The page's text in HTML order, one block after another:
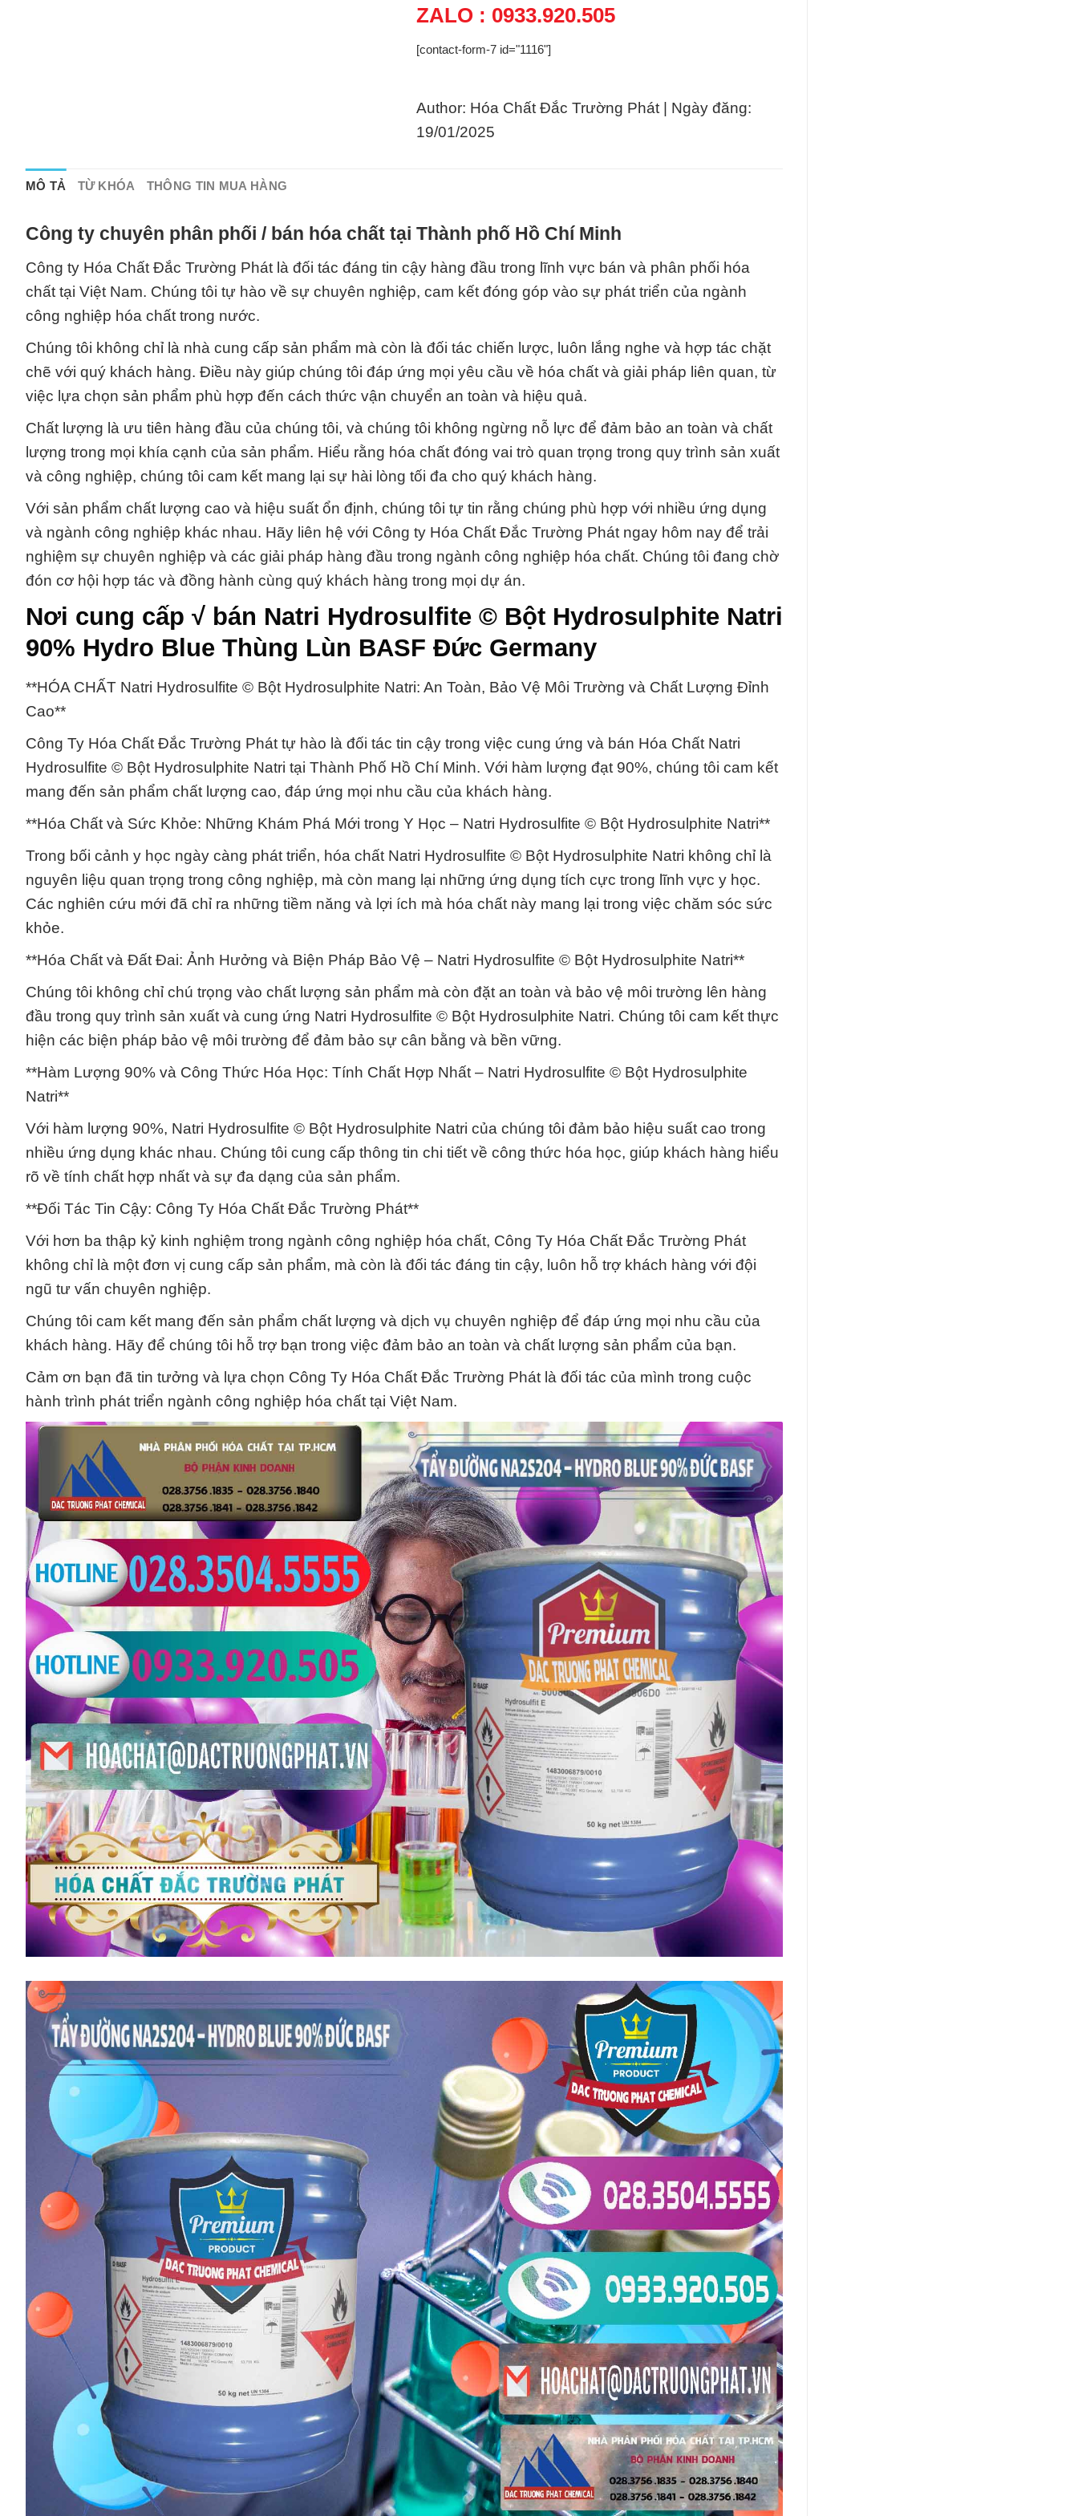
ZALO : 0933.920.505
[contact-form-7 id="1116"]
Author: Hóa Chất Đắc Trường Phát | Ngày đăng:
19/01/2025
MÔ TẢ TỪ KHÓA THÔNG TIN MUA HÀNG
Công ty chuyên phân phối / bán hóa chất tại Thành phố Hồ Chí Minh
Công ty Hóa Chất Đắc Trường Phát là đối tác đáng tin cậy hàng đầu trong lĩnh vực bán và phân phối hóa
chất tại Việt Nam. Chúng tôi tự hào về sự chuyên nghiệp, cam kết đóng góp vào sự phát triển của ngành
công nghiệp hóa chất trong nước.
Chúng tôi không chỉ là nhà cung cấp sản phẩm mà còn là đối tác chiến lược, luôn lắng nghe và hợp tác chặt
chẽ với quý khách hàng. Điều này giúp chúng tôi đáp ứng mọi yêu cầu về hóa chất và giải pháp liên quan, từ
việc lựa chọn sản phẩm phù hợp đến cách thức vận chuyển an toàn và hiệu quả.
Chất lượng là ưu tiên hàng đầu của chúng tôi, và chúng tôi không ngừng nỗ lực để đảm bảo an toàn và chất
lượng trong mọi khía cạnh của sản phẩm. Hiểu rằng hóa chất đóng vai trò quan trọng trong quy trình sản xuất
và công nghiệp, chúng tôi cam kết mang lại sự hài lòng tối đa cho quý khách hàng.
Với sản phẩm chất lượng cao và hiệu suất ổn định, chúng tôi tự tin rằng chúng phù hợp với nhiều ứng dụng
và ngành công nghiệp khác nhau. Hãy liên hệ với Công ty Hóa Chất Đắc Trường Phát ngay hôm nay để trải
nghiệm sự chuyên nghiệp và các giải pháp hàng đầu trong ngành công nghiệp hóa chất. Chúng tôi đang chờ
đón cơ hội hợp tác và đồng hành cùng quý khách hàng trong mọi dự án.
Nơi cung cấp √ bán Natri Hydrosulfite © Bột Hydrosulphite Natri
90% Hydro Blue Thùng Lùn BASF Đức Germany
**HÓA CHẤT Natri Hydrosulfite © Bột Hydrosulphite Natri: An Toàn, Bảo Vệ Môi Trường và Chất Lượng Đỉnh
Cao**
Công Ty Hóa Chất Đắc Trường Phát tự hào là đối tác tin cậy trong việc cung ứng và bán Hóa Chất Natri
Hydrosulfite © Bột Hydrosulphite Natri tại Thành Phố Hồ Chí Minh. Với hàm lượng đạt 90%, chúng tôi cam kết
mang đến sản phẩm chất lượng cao, đáp ứng mọi nhu cầu của khách hàng.
**Hóa Chất và Sức Khỏe: Những Khám Phá Mới trong Y Học – Natri Hydrosulfite © Bột Hydrosulphite Natri**
Trong bối cảnh y học ngày càng phát triển, hóa chất Natri Hydrosulfite © Bột Hydrosulphite Natri không chỉ là
nguyên liệu quan trọng trong công nghiệp, mà còn mang lại những ứng dụng tích cực trong lĩnh vực y học.
Các nghiên cứu mới đã chỉ ra những tiềm năng và lợi ích mà hóa chất này mang lại trong việc chăm sóc sức
khỏe.
**Hóa Chất và Đất Đai: Ảnh Hưởng và Biện Pháp Bảo Vệ – Natri Hydrosulfite © Bột Hydrosulphite Natri**
Chúng tôi không chỉ chú trọng vào chất lượng sản phẩm mà còn đặt an toàn và bảo vệ môi trường lên hàng
đầu trong quy trình sản xuất và cung ứng Natri Hydrosulfite © Bột Hydrosulphite Natri. Chúng tôi cam kết thực
hiện các biện pháp bảo vệ môi trường để đảm bảo sự cân bằng và bền vững.
**Hàm Lượng 90% và Công Thức Hóa Học: Tính Chất Hợp Nhất – Natri Hydrosulfite © Bột Hydrosulphite
Natri**
Với hàm lượng 90%, Natri Hydrosulfite © Bột Hydrosulphite Natri của chúng tôi đảm bảo hiệu suất cao trong
nhiều ứng dụng khác nhau. Chúng tôi cung cấp thông tin chi tiết về công thức hóa học, giúp khách hàng hiểu
rõ về tính chất hợp nhất và sự đa dạng của sản phẩm.
**Đối Tác Tin Cậy: Công Ty Hóa Chất Đắc Trường Phát**
Với hơn ba thập kỷ kinh nghiệm trong ngành công nghiệp hóa chất, Công Ty Hóa Chất Đắc Trường Phát
không chỉ là một đơn vị cung cấp sản phẩm, mà còn là đối tác đáng tin cậy, luôn hỗ trợ khách hàng với đội
ngũ tư vấn chuyên nghiệp.
Chúng tôi cam kết mang đến sản phẩm chất lượng và dịch vụ chuyên nghiệp để đáp ứng mọi nhu cầu của
khách hàng. Hãy để chúng tôi hỗ trợ bạn trong việc đảm bảo an toàn và chất lượng sản phẩm của bạn.
Cảm ơn bạn đã tin tưởng và lựa chọn Công Ty Hóa Chất Đắc Trường Phát là đối tác của mình trong cuộc
hành trình phát triển ngành công nghiệp hóa chất tại Việt Nam.